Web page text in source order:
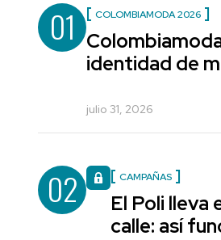
01 COLOMBIAMODA 2026
identidad de
julio 31, 2026
02 CAMPAÑAS
El Poli lleva
calle: así